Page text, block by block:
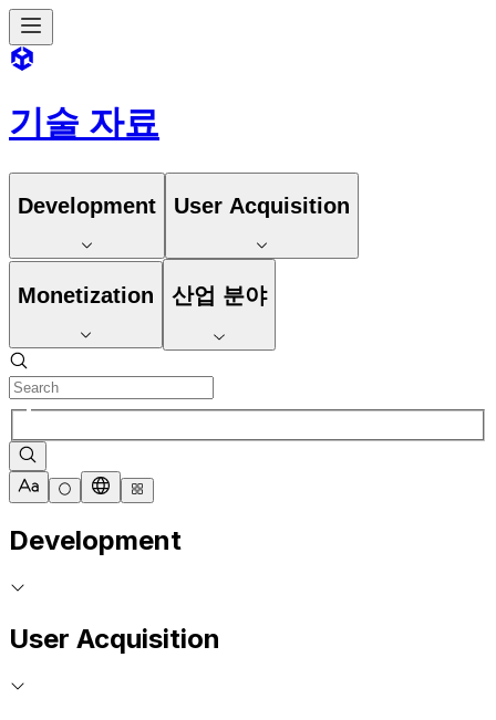
기술 자료
Development User Acquisition
Monetization 산업 분야
Development
User Acquisition